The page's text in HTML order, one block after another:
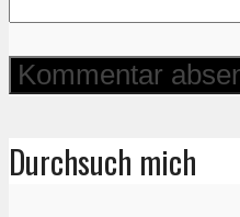
Durchsuch mich